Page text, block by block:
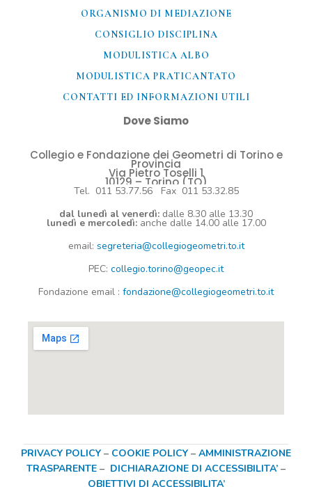
ORGANISMO DI MEDIAZIONE
CONSIGLIO DISCIPLINA
MODULISTICA ALBO
MODULISTICA PRATICANTATO
CONTATTI ED INFORMAZIONI UTILI​
Dove Siamo
Collegio e Fondazione dei Geometri di Torino e
Provincia
Via Pietro Toselli 1
10129 – Torino (TO)
Tel. 011 53.77.56 Fax 011 53.32.85
dal lunedì al venerdì: dalle 8.30 alle 13.30
lunedì e mercoledì: anche dalle 14.00 alle 17.00
email: segreteria@collegiogeometri.to.it
PEC: collegio.torino@geopec.it
Fondazione email : fondazione@collegiogeometri.to.it
PRIVACY POLICY – COOKIE POLICY – AMMINISTRAZIONE
TRASPARENTE – DICHIARAZIONE DI ACCESSIBILITA’ –
OBIETTIVI DI ACCESSIBILITA’